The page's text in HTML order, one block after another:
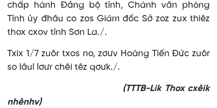
chấp hành Đảng bộ tỉnh, Chánh văn phòng
Tỉnh ủy đhâu co zos Giám đốc Sở zoz zux thiêz
thox cxov tỉnh Sơn La./.
Txix 1/7 zuôr txos no, zơưv Hoàng Tiến Đức zuôr
so lâul lơưr chêi têz qơưk./.
(TTTB-Lik Thox cxêik
nhênhv)